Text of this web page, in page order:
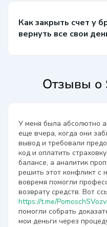
Как закрыть счет у
вернуть все свои
Отзывы о
У меня была абсолютно
еще вчера, когда они
вывод и требовали
код и оплатить
балансе, а аналитик
решить этот конфликт с
вовремя помогли
возврату средств. Вот
https://t.me/
помогли собрать
мои деньги через